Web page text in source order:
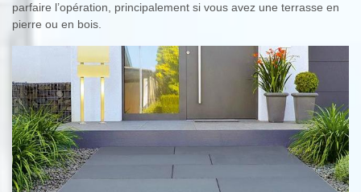
parfaire l’opération, principalement si vous avez une terrasse en
pierre ou en bois.